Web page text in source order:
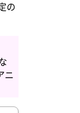
の
ニ